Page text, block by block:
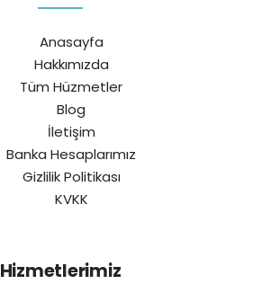
Anasayfa
Hakkımızda
Tüm Hüzmetler
Blog
İletişim
Banka Hesaplarımız
Gizlilik Politikası
KVKK
Hizmetlerimiz